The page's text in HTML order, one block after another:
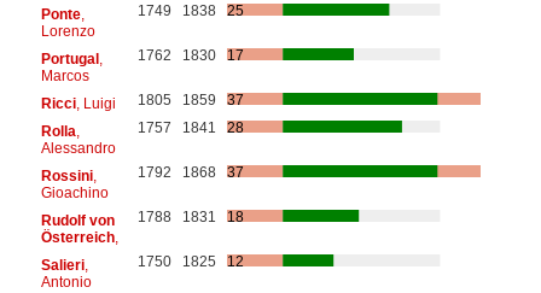
Ponte,
Lorenzo
1749 1838 25
Portugal,
Marcos
1762 1830 17
Ricci, Luigi 1805 1859
37
Rolla
Alessandro
1757 1841 28
Rossini,
Gioachino
1792 1868 37
Rudolf von
Österreich,
1788 1831 18
Salieri,
Antonio
1750 1825 12